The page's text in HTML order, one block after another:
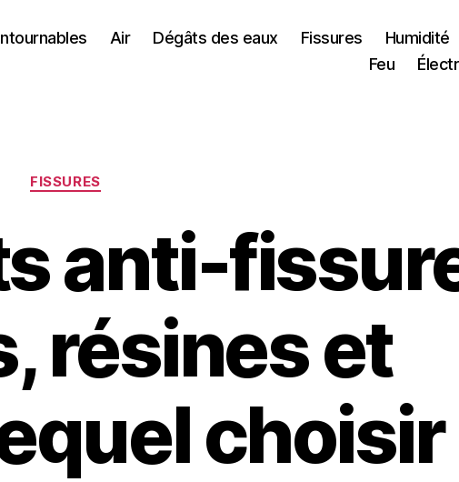
Air Dégâts des eaux Fissures Humidité
Feu
Catégories
FISSURES
anti-
résines et
choisir